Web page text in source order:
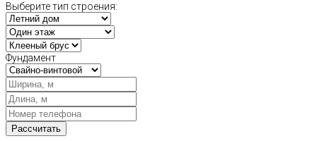
Выберите тип строения:
Фундамент